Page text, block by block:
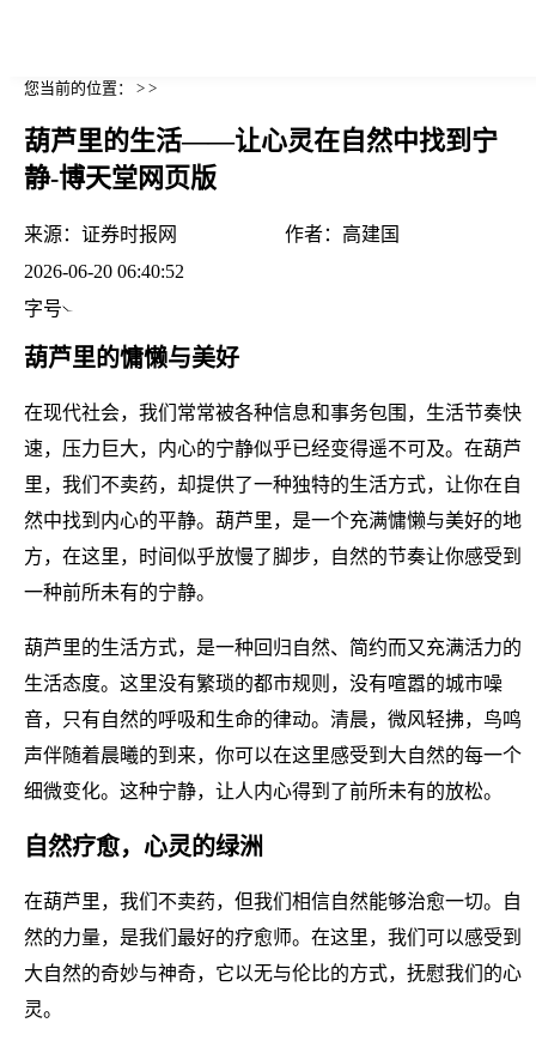
您当前的位置： > >
葫芦里的生活——让心灵在自然中找到宁
静-博天堂网页版
来源： 证券时报网 作者： 高建国
2026-06-20 06:40:52
字号
葫芦里的慵懒与美好
在现代社会，我们常常被各种信息和事务包围，生活节奏快
速，压力巨大，内心的宁静似乎已经变得遥不可及。在葫芦
里，我们不卖药，却提供了一种独特的生活方式，让你在自
然中找到内心的平静。葫芦里，是一个充满慵懒与美好的地
方，在这里，时间似乎放慢了脚步，自然的节奏让你感受到
一种前所未有的宁静。
葫芦里的生活方式，是一种回归自然、简约而又充满活力的
生活态度。这里没有繁琐的都市规则，没有喧嚣的城市噪
音，只有自然的呼吸和生命的律动。清晨，微风轻拂，鸟鸣
声伴随着晨曦的到来，你可以在这里感受到大自然的每一个
细微变化。这种宁静，让人内心得到了前所未有的放松。
自然疗愈，心灵的绿洲
在葫芦里，我们不卖药，但我们相信自然能够治愈一切。自
然的力量，是我们最好的疗愈师。在这里，我们可以感受到
大自然的奇妙与神奇，它以无与伦比的方式，抚慰我们的心
灵。